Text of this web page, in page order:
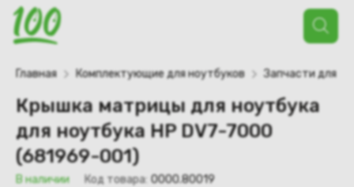
Поиск
товаров
Главная Комплектующие для ноутбуков Запчасти для
Крышка матрицы для ноутбука
для ноутбука HP DV7-7000
(681969-001)
В наличии Код товара: 0000.80019